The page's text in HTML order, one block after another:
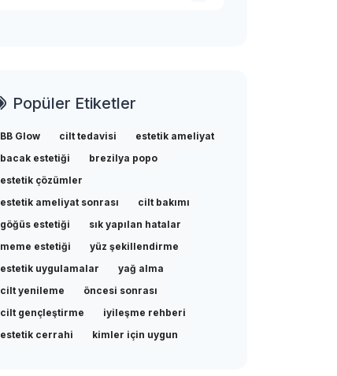
Popüler Etiketler
BB Glow cilt tedavisi
estetik ameliyat
bacak estetiği
brezilya popo
estetik çözümler
estetik ameliyat sonrası
cilt bakımı
göğüs estetiği
sık yapılan hatalar
meme estetiği
yüz şekillendirme
estetik uygulamalar
yağ alma
cilt yenileme
öncesi sonrası
cilt gençleştirme
iyileşme rehberi
estetik cerrahi
kimler için uygun